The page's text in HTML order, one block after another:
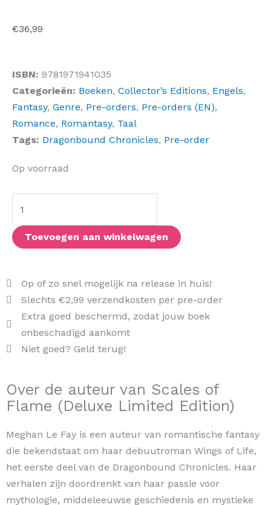
€36,99
ISBN: 9781971941035
Categorieën: Boeken, Collector’s Editions, Engels,
Fantasy, Genre, Pre-orders, Pre-orders (EN),
Romance, Romantasy, Taal
Tags: Dragonbound Chronicles, Pre-order
Op voorraad
Scales
(Deluxe
Limited
Edition)
Toevoegen aan winkelwagen
Op of zo snel mogelijk na release in huis!
Slechts €2,99 verzendkosten per pre-order
Extra goed beschermd, zodat jouw boek
onbeschadigd aankomt
Niet goed? Geld terug!
Over de auteur van Scales of
Flame (Deluxe Limited Edition)
Meghan Le Fay is een auteur van romantische fantasy
die bekendstaat om haar debuutroman Wings of Life,
het eerste deel van de Dragonbound Chronicles. Haar
verhalen zijn doordrenkt van haar passie voor
mythologie, middeleeuwse geschiedenis en mystieke